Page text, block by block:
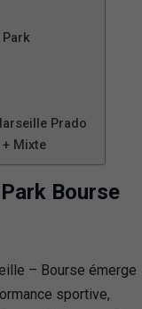
Prado
Mixte
Bourse
– Bourse émerge
sportive,